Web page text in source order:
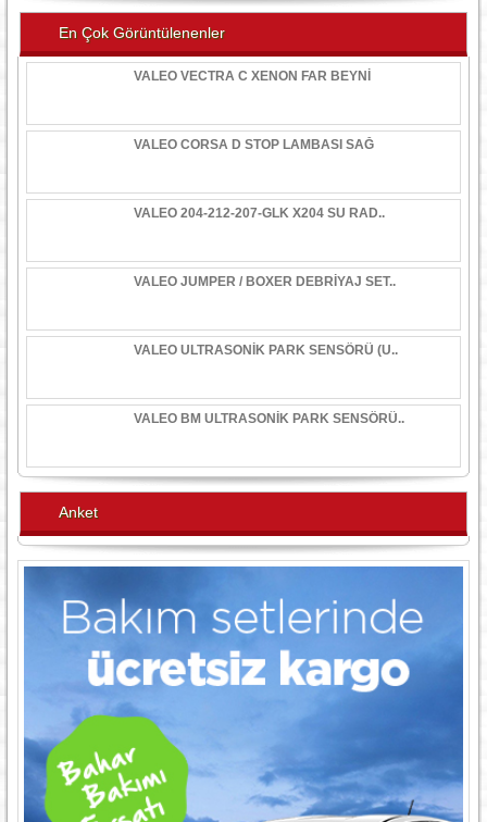
En Çok Görüntülenenler
VALEO VECTRA C XENON FAR BEYNİ
VALEO CORSA D STOP LAMBASI SAĞ
VALEO 204-212-207-GLK X204 SU RAD..
VALEO JUMPER / BOXER DEBRİYAJ SET..
VALEO ULTRASONİK PARK SENSÖRÜ (U..
VALEO BM ULTRASONİK PARK SENSÖRÜ..
Anket